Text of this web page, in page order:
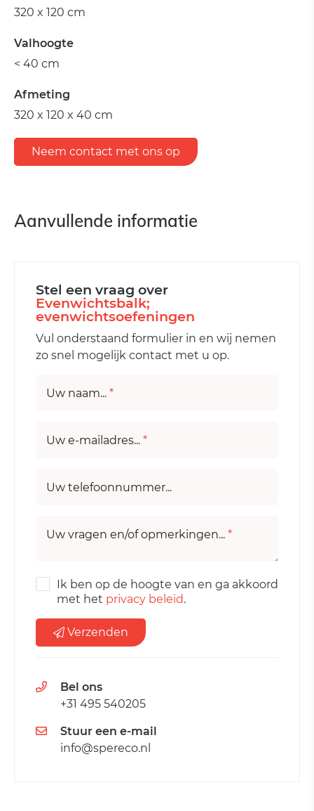
320 x 120 cm
Valhoogte
< 40 cm
Afmeting
320 x 120 x 40 cm
Neem contact met ons op
Aanvullende informatie
Stel een vraag over
Evenwichtsbalk;
evenwichtsoefeningen
Vul onderstaand formulier in en wij nemen
zo snel mogelijk contact met u op.
Uw naam... *
Uw e-mailadres... *
Uw telefoonnummer...
Uw vragen en/of opmerkingen... *
Ik ben op de hoogte van en ga akkoord
met het privacy beleid.
Verzenden
Bel ons
+31 495 540205
Stuur een e-mail
info@spereco.nl